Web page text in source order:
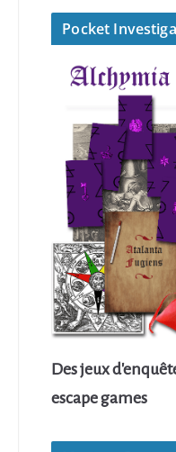
Pocket
Des jeux
escape games